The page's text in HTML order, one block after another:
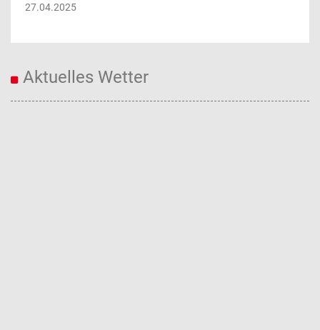
27.04.2025
Aktuelles Wetter